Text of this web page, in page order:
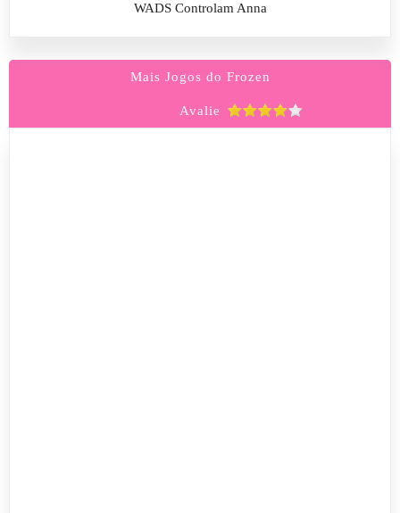
WADS Controlam Anna
Mais Jogos do Frozen
Avalie